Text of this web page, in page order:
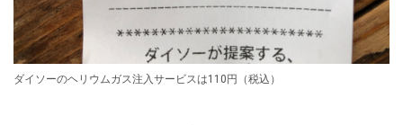
ダイソーのヘリウムガス注入サービスは110円（税込）